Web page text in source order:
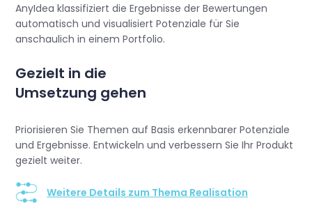
AnyIdea klassifiziert die Ergebnisse der Bewertungen
automatisch und visualisiert Potenziale für Sie
anschaulich in einem Portfolio.
Gezielt in die
Umsetzung gehen
Priorisieren Sie Themen auf Basis erkennbarer Potenziale
und Ergebnisse. Entwickeln und verbessern Sie Ihr Produkt
gezielt weiter.
Weitere Details zum Thema Realisation